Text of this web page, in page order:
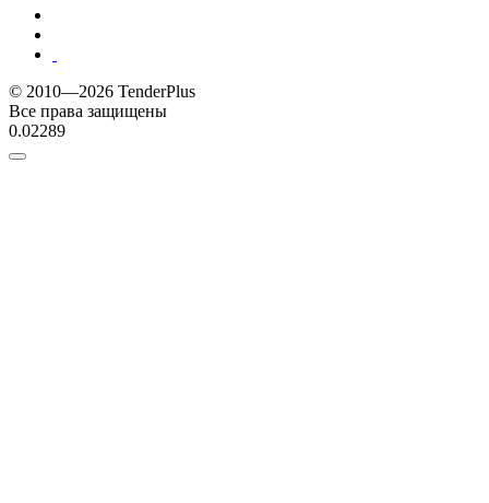
© 2010—2026 TenderPlus
Все права защищены
0.02289